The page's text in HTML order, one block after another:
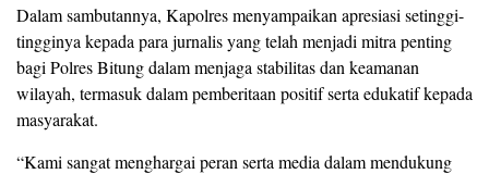
Dalam sambutannya, Kapolres menyampaikan apresiasi setinggi-
tingginya kepada para jurnalis yang telah menjadi mitra penting
bagi Polres Bitung dalam menjaga stabilitas dan keamanan
wilayah, termasuk dalam pemberitaan positif serta edukatif kepada
masyarakat.
“Kami sangat menghargai peran serta media dalam mendukung